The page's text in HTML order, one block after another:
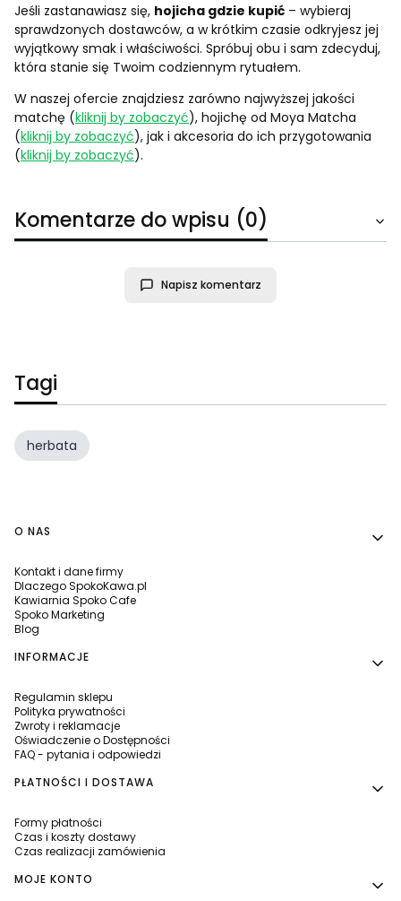
Jeśli zastanawiasz się, hojicha gdzie kupić – wybieraj
sprawdzonych dostawców, a w krótkim czasie odkryjesz jej
wyjątkowy smak i właściwości. Spróbuj obu i sam zdecyduj,
która stanie się Twoim codziennym rytuałem.
W naszej ofercie znajdziesz zarówno najwyższej jakości
matchę (kliknij by zobaczyć), hojichę od Moya Matcha
(kliknij by zobaczyć), jak i akcesoria do ich przygotowania
(kliknij by zobaczyć).
Komentarze do wpisu (0)
Napisz komentarz
Tagi
herbata
Linki w stopce
O NAS
Kontakt i dane firmy
Dlaczego SpokoKawa.pl
Kawiarnia Spoko Cafe
Spoko Marketing
Blog
INFORMACJE
Regulamin sklepu
Polityka prywatności
Zwroty i reklamacje
Oświadczenie o Dostępności
FAQ - pytania i odpowiedzi
PŁATNOŚCI I DOSTAWA
Formy płatności
Czas i koszty dostawy
Czas realizacji zamówienia
MOJE KONTO